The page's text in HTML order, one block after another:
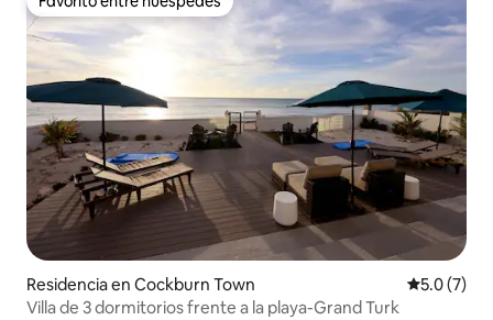
Favorito entre huéspedes
Residencia en Cockburn Town
5.0 (7)
Villa de 3 dormitorios frente a la playa-Grand Turk